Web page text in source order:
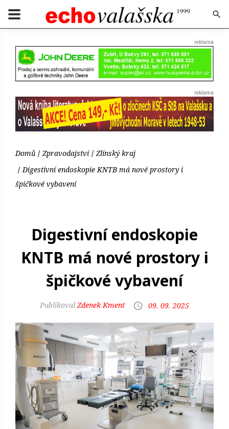
Domů Zpravodajství
Zlínský kraj
Digestivní endoskopie KNTB má nové prostory i
špičkové vybavení
Digestivní endoskopie
KNTB má nové prostory i
špičkové vybavení
Zdenek Kment 09. 09. 2025